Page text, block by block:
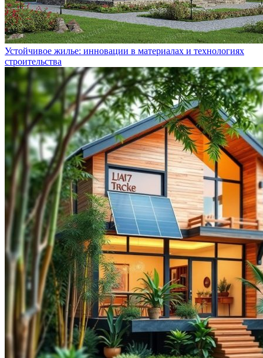
Устойчивое жилье: инновации в материалах и технологиях
строительства